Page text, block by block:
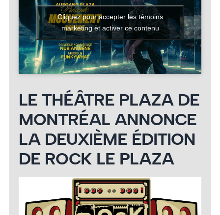
Cliquez pour accepter les témoins
marketing et activer ce contenu
LE THÉÂTRE PLAZA DE
MONTRÉAL ANNONCE
LA DEUXIÈME ÉDITION
DE ROCK LE PLAZA